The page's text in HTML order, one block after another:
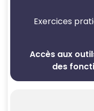
Exercices
Accès aux
des